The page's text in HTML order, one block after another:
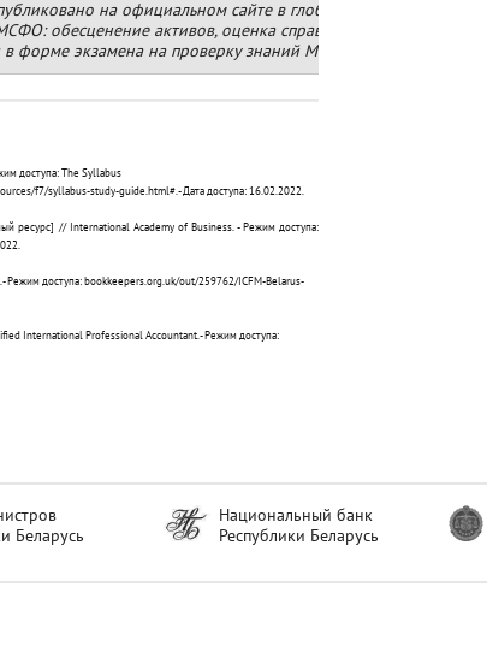
на официальном сайте в глобальной
обесценение активов, оценка справедливой
в форме экзамена на проверку знаний МСФО, в том числе
доступа: The Syllabus
f7/syllabus-study-guide.html#. - Дата доступа: 16.02.2022.
ресурс] // International Academy of Business. -Режим доступа:
-Режимдоступа: bookkeepers.org.uk/out/259762/ICFM-Belarus-
International Professional Accountant. -Режимдоступа:
Беларусь
Национальный банк
Республики Беларусь